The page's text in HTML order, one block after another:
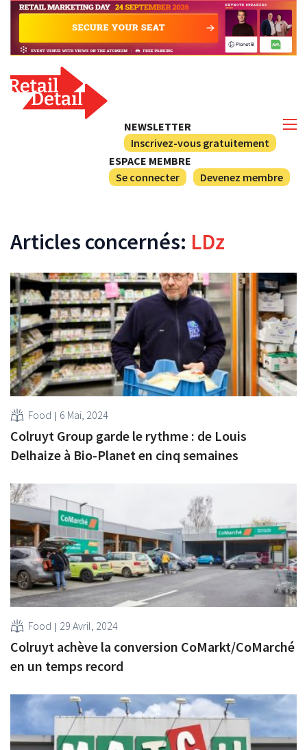
NEWSLETTER
Inscrivez-vous gratuitement
ESPACE MEMBRE
Se connecter
Devenez membre
Articles concernés: LDz
Food 6 Mai, 2024
Colruyt Group garde le rythme : de Louis
Delhaize à Bio-Planet en cinq semaines
Food 29 Avril, 2024
Colruyt achève la conversion CoMarkt/CoMarché
en un temps record